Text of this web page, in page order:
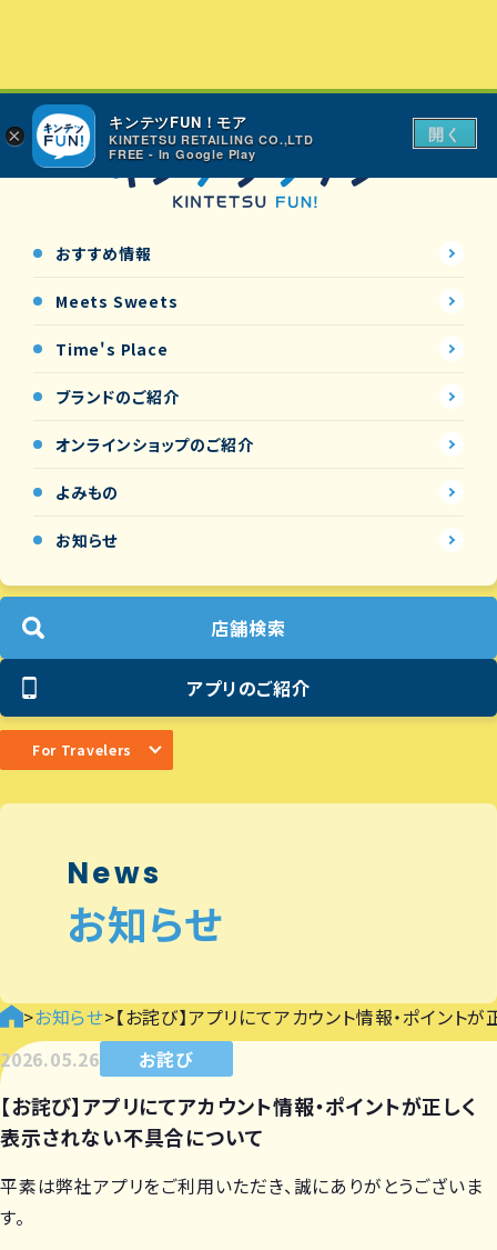
おすすめ情報
Meets Sweets
Time's Place
ブランドのご紹介
オンラインショップのご紹介
よみもの
お知らせ
店舗検索
アプリのご紹介
For Travelers
News
お知らせ
>お知らせ>【お詫び】アプリにてアカウント情報・ポイント
2026.05.26
お詫び
【お詫び】アプリにてアカウント情報・ポイントが正しく
表示されない不具合について
平素は弊社アプリをご利用いただき、誠にありがとうございま
す。
×
キンテツFUN！モア
KINTETSU RETAILING CO.,LTD
FREE - In Google Play
開く